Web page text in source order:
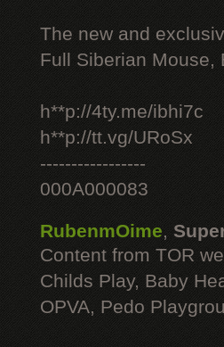
The new and
Full Siberian Mouse,
h**p://4ty.me/ibhi7c
h**p://tt.vg/URoSx
-----------------
000A000083
RubenmOime,
Content from TOR
Childs Play, Baby
OPVA, Pedo